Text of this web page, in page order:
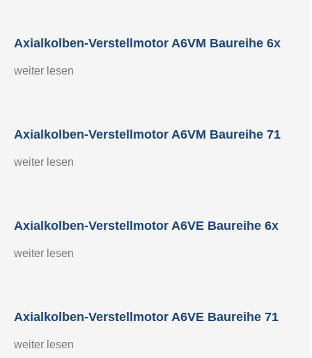
Axialkolben-Verstellmotor A6VM Baureihe 6x
weiter lesen
Axialkolben-Verstellmotor A6VM Baureihe 71
weiter lesen
Axialkolben-Verstellmotor A6VE Baureihe 6x
weiter lesen
Axialkolben-Verstellmotor A6VE Baureihe 71
weiter lesen